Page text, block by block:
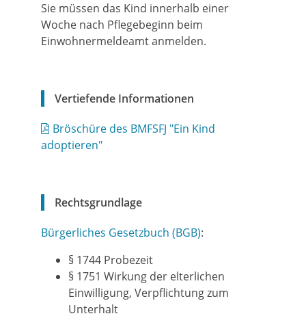
Sie müssen das Kind innerhalb einer
Woche nach Pflegebeginn beim
Einwohnermeldeamt anmelden.
Vertiefende Informationen
Bröschüre des BMFSFJ "Ein Kind
adoptieren"
Rechtsgrundlage
Bürgerliches Gesetzbuch (BGB):
§ 1744 Probezeit
§ 1751 Wirkung der elterlichen
Einwilligung, Verpflichtung zum
Unterhalt